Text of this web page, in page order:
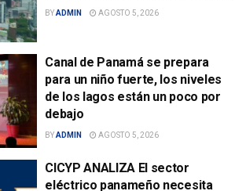
BYADMIN AGOSTO 5, 2026
Canal de Panamá se prepara
para un niño fuerte, los niveles
de los lagos están un poco por
debajo
BYADMIN AGOSTO 5, 2026
CICYP ANALIZA El sector
eléctrico panameño necesita